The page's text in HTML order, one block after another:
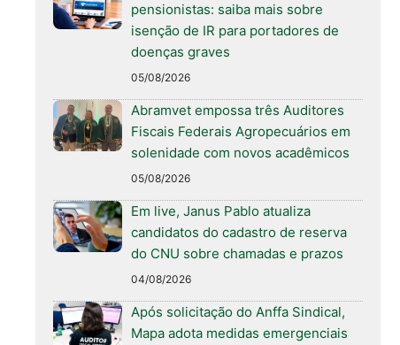
pensionistas: saiba mais sobre
isenção de IR para portadores de
doenças graves
05/08/2026
Abramvet empossa três Auditores
Fiscais Federais Agropecuários em
solenidade com novos acadêmicos
05/08/2026
Em live, Janus Pablo atualiza
candidatos do cadastro de reserva
do CNU sobre chamadas e prazos
04/08/2026
Após solicitação do Anffa Sindical,
Mapa adota medidas emergenciais